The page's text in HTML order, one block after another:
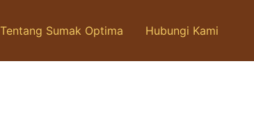
Tentang Sumak Optima Hubungi Kami